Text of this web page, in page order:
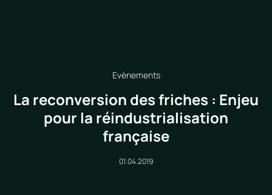
Evènements
La reconversion des friches : Enjeu
pour la réindustrialisation
française
01.04.2019